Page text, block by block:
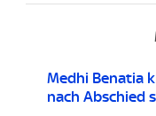
Medhi Benatia
nach Abschied